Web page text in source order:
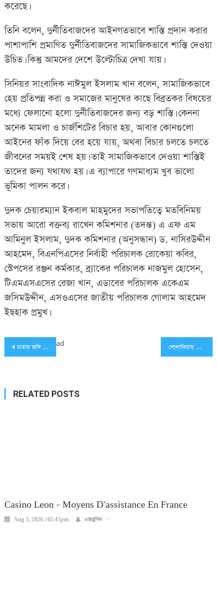
করেছে।
তিনি বলেন, দুর্নীতিবাজদের আইনগতভাবে শাস্তি প্রদান করার
পাশাপাশি প্রমাণিত দুর্নীতিবাজদের সামাজিকভাবে শাস্তি দেওয়া
উচিত। কিন্তু আমদের দেশে উল্টোচিত্র দেখা যায়।
সিনিয়র সাংবাদিক নাঈমুল ইসলাম খান বলেন, সামাজিকভাবে
হেয় প্রতিপন্ন করা ও সমাজের মানুষের কাছে বিব্রতকর বিষয়ের
মধ্যে ফেলানো হলো দুর্নীতিবাজদের জন্য বড় শাস্তি। কেননা
অনেক মামলা ও চার্জশিটের বিচার হয়, আবার কোনগুলো
আইনের ফাঁক দিয়ে বের হয়ে যায়, অথবা বিচার চলতে চলতে
জীবনের সময়ই শেষ হয়। তাই সামাজিকভাবে দেওয়া শাস্তিই
তাদের জন্য যথাযথ হয়। এ ব্যাপারে গণমাধ্যম খুব ভালো
ভূমিকা পালন করে।
দুদক চেয়ারম্যান ইকবাল মাহমুদের সভাপতিত্বে মতবিনিময়
সভায় আরো বক্তব্য রাখেন কমিশনার (তদন্ত) এ এফ এম
আমিনুল ইসলাম, দুদক কমিশনার (অনুসন্ধান) ড. নাসিরউদ্দীন
আহমেদ, বিএনপিএসের নির্বাহী পরিচালক রোকেয়া কবির,
স্টেপসের রঞ্জন কর্মকার, ব্র্যাকের পরিচালক নাজমুল হোসেন,
টিএমএসএসের রেজা খান, এডাবের পরিচালক একেএম
জসিমউদ্দীন, এসওএসের জাতীয় পরিচালক গোলাম আহমেদ
ইছহাক প্রমুখ।
Post
ঢাকায় জঙ্গি সন্দেহে ৯ যুবক আটক শোলাকিয়ায় হামলাকারী জঙ্গি শফিউল র‌্যাবের ‘ক্রসফায়ারে’ নিহত
ad
RELATED POSTS
Casino Leon – Moyens D’assistance En France
Aug 5, 2026 / 02:41pm এক্সক্লুসিভ